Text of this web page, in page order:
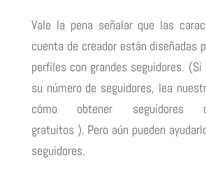
Vale la pena señalar que las
cuenta de creador están diseñadas
perfiles con grandes seguidores. (Si
su número de seguidores, lea
cómo obtener
seguidores
gratuitos ). Pero aún pueden
seguidores.